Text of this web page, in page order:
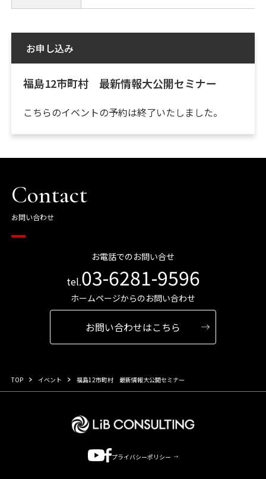
お申し込み
福島12市町村 最新情報大公開セミナー
こちらのイベントの予約は終了いたしました。
Contact
お問い合わせ
お電話でのお問い合せ
tel.03-6281-9596
ホームページからのお問い合わせ
お問い合わせはこちら
TOP イベント 福島12市町村 最新情報大公開セミナー
プライバシーポリシー